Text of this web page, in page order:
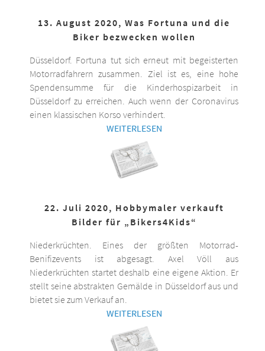
13. August 2020, Was Fortuna und die
Biker bezwecken wollen
Düsseldorf. Fortuna tut sich erneut mit begeisterten
Motorradfahrern zusammen. Ziel ist es, eine hohe
Spendensumme für die Kinderhospizarbeit in
Düsseldorf zu erreichen. Auch wenn der Coronavirus
einen klassischen Korso verhindert.
WEITERLESEN
22. Juli 2020, Hobbymaler verkauft
Bilder für „Bikers4Kids“
Niederkrüchten. Eines der größten Motorrad-
Benifizevents ist abgesagt. Axel Völl aus
Niederkrüchten startet deshalb eine eigene Aktion. Er
stellt seine abstrakten Gemälde in Düsseldorf aus und
bietet sie zum Verkauf an.
WEITERLESEN